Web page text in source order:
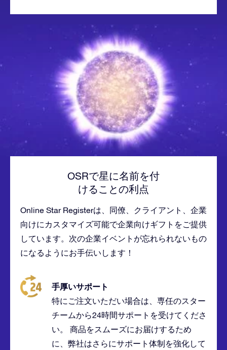
OSRで星に名前を付
けることの利点
Online Star Registerは、同僚、クライアント、企業
向けにカスタマイズ可能で企業向けギフトをご提供
しています。次の企業イベントが忘れられないもの
になるようにお手伝いします！
手厚いサポート
特にご注文いただい場合は、専任のスター
チームから24時間サポートを受けてくださ
い。 商品をスムーズにお届けするため
に、弊社はさらにサポート体制を強化して